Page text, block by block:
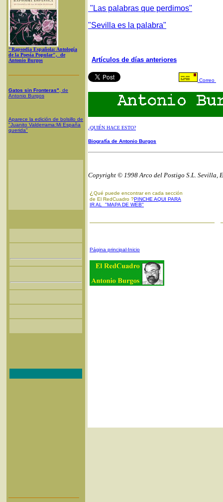
"Rapsodia Española: Antología
de la Poesía Popular", de
Antonio Burgos
Gatos sin Fronteras" , de
Antonio Burgos
Aparece la edición de bolsillo de
"Juanito Valderrama:Mi España
querida"
"Las palabras que perdimos"
"Sevilla es la palabra"
Artículos de días anteriores
Correo
¿QUIÉN HACE ESTO?
Biografía de Antonio Burgos
Copyright © 1998 Arco del Postigo S.L. Sevilla,
¿ Qué puede encontrar en cada sección
de El RedCuadro ?PINCHE AQUI PARA
IR AL "MAPA DE WEB"
Página principal-Inicio